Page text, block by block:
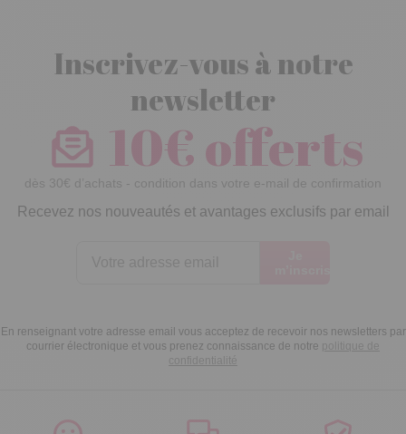
Inscrivez-vous à notre
newsletter
10€ offerts
dès 30€ d’achats - condition dans votre e-mail de confirmation
Recevez nos nouveautés et avantages exclusifs par email
En renseignant votre adresse email vous acceptez de recevoir nos newsletters par
courrier électronique et vous prenez connaissance de notre politique de
confidentialité